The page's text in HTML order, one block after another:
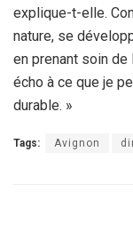
explique-t-elle.
nature, se
en prenant soin de
écho à ce que je
durable. »
Tags: Avignon